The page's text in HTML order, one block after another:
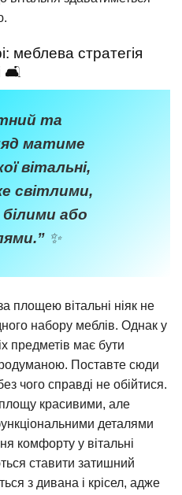
меблева стратегія
🛋️
та
матиме
вітальні,
світлими,
або
✨
площею вітальні ніяк не
набору меблів. Однак у
предметів має бути
Поставте сюди
чого справді не обійтися.
красивими, але
деталями
комфорту у вітальні
ставити затишний
з дивана і крісел, адже